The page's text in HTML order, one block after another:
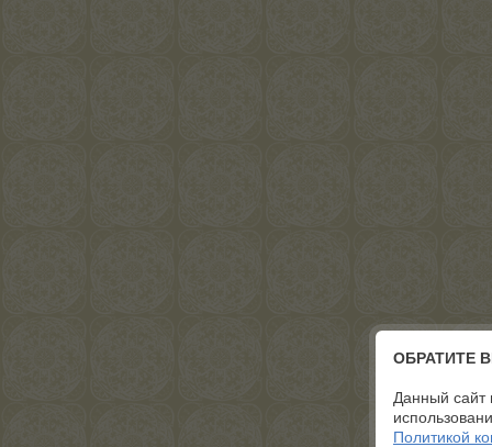
ОБРАТИТЕ
Данный сайт
Политикой